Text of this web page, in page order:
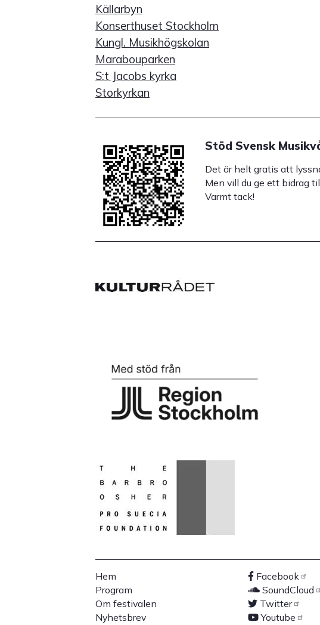
Källarbyn
Konserthuset Stockholm
Kungl. Musikhögskolan
Marabouparken
S:t Jacobs kyrka
Storkyrkan
Stöd Svensk
Det är helt gratis att
Men vill du ge ett bidrag
Varmt tack!
Sidfot
Hem
Program
Om festivalen
Nyhetsbrev
Sociala
Facebook
SoundCloud
Twitter
Youtube